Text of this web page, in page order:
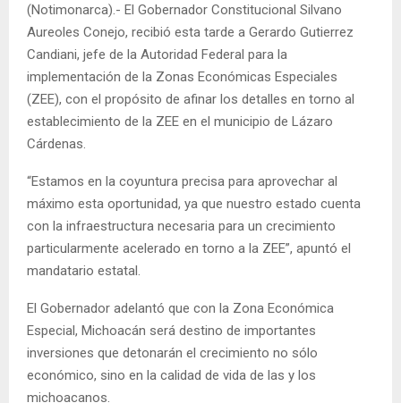
(Notimonarca).- El Gobernador Constitucional Silvano
Aureoles Conejo, recibió esta tarde a Gerardo Gutierrez
Candiani, jefe de la Autoridad Federal para la
implementación de la Zonas Económicas Especiales
(ZEE), con el propósito de afinar los detalles en torno al
establecimiento de la ZEE en el municipio de Lázaro
Cárdenas.
“Estamos en la coyuntura precisa para aprovechar al
máximo esta oportunidad, ya que nuestro estado cuenta
con la infraestructura necesaria para un crecimiento
particularmente acelerado en torno a la ZEE”, apuntó el
mandatario estatal.
El Gobernador adelantó que con la Zona Económica
Especial, Michoacán será destino de importantes
inversiones que detonarán el crecimiento no sólo
económico, sino en la calidad de vida de las y los
michoacanos.